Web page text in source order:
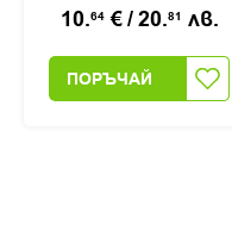
10.64 €/20.81 лв.
ПОРЪЧАЙ